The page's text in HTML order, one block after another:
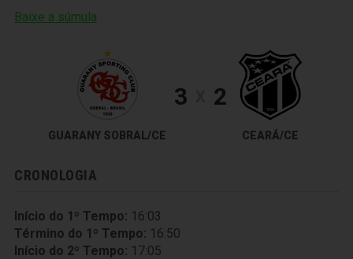
Baixe a súmula
GUARANY SOBRAL/CE
3 2
CEARÁ/CE
CRONOLOGIA
Início do 1º Tempo: 16:03
Término do 1º Tempo: 16:50
Início do 2º Tempo: 17:05